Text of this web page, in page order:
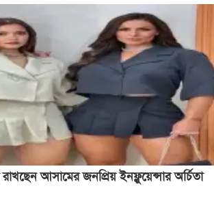
রাখছেন আসামের জনপ্রিয় ইনফ্লুয়েন্সার অর্চিতা